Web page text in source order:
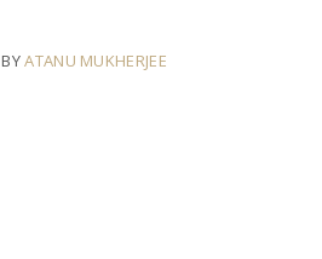
BYATANU MUKHERJEE